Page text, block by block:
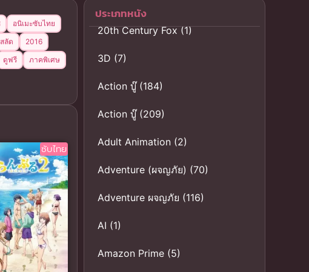
อนิเมะซับไทย
ลัด
2016
ดูฟรี
ภาคพิเศษ
ซับไทย
ประเภทหนัง
20th Century Fox(1)
3D (7)
Action บู๊(184)
Action บู๊(209)
Adult Animation (2)
Adventure (ผจญภัย) (70)
Adventure ผจญภัย (116)
AI (1)
Amazon Prime (5)